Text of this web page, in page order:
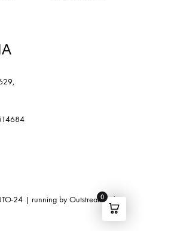
24| running byOutstream S.A
0